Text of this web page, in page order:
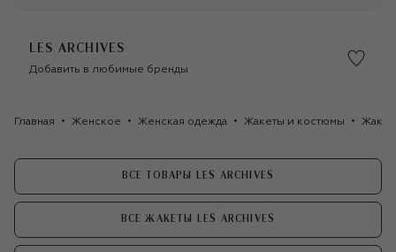
LES ARCHIVES
Добавить в любимые бренды
Главная Женское Женская одежда Жакеты и костюмы
ВСЕ ТОВАРЫ LES ARCHIVES
ВСЕ ЖАКЕТЫ LES ARCHIVES